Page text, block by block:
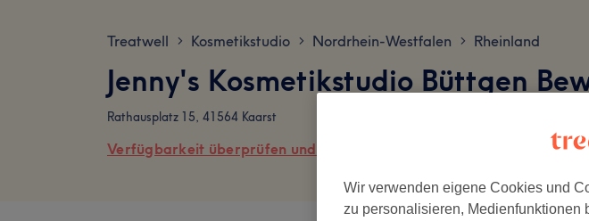
Treatwell > Kosmetikstudio > Nordrhein-Westfalen > Rheinland
Jenny's Kosmetikstudio Büttgen
Rathausplatz 15, 41564 Kaarst
Verfügbarkeit überprüfen und online buchen
Wir verwenden eigene Cookies und
zu personalisieren, Medienfunktionen